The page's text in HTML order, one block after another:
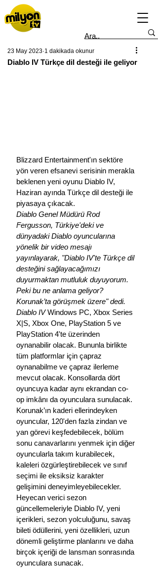
Diablo IV Türkçe dil desteği ile geliyor
23 May 2023 1 dakikada okunur
Blizzard Entertainment'ın sektöre
yön veren efsanevi serisinin merakla
beklenen yeni oyunu Diablo IV,
Haziran ayında Türkçe dil desteği ile
piyasaya çıkacak.
Diablo Genel Müdürü Rod
Fergusson, Türkiye'deki ve
dünyadaki Diablo oyuncularına
yönelik bir video mesajı
yayınlayarak, "Diablo IV'te Türkçe dil
desteğini sağlayacağımızı
duyurmaktan mutluluk duyuyorum.
Peki bu ne anlama geliyor?
Korunak’ta görüşmek üzere" dedi.
Diablo IV Windows PC, Xbox Series
X|S, Xbox One, PlayStation 5 ve
PlayStation 4'te üzerinden
oynanabilir olacak. Bununla birlikte
tüm platformlar için çapraz
oynanabilme ve çapraz ilerleme
mevcut olacak. Konsollarda dört
oyuncuya kadar aynı ekrandan co-
op imkânı da oyunculara sunulacak.
Korunak’ın kaderi ellerindeyken
oyuncular, 120'den fazla zindan ve
yan görevi keşfedebilecek, bölüm
sonu canavarlarını yenmek için diğer
oyuncularla takım kurabilecek,
kaleleri özgürleştirebilecek ve sınıf
seçimi ile eksiksiz karakter
gelişimini deneyimleyebilecekler.
Heyecan verici sezon
güncellemeleriyle Diablo IV, yeni
içerikleri, sezon yolculuğunu, savaş
bileti ödüllerini, yeni özellikleri, uzun
dönemli geliştirme planlarını ve daha
birçok içeriği de lansman sonrasında
oyunculara sunacak.